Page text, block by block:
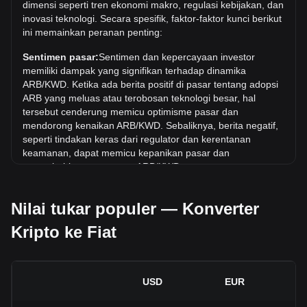
adalah د.ك3.72. Masih harus dilihat apakah nilai 1
ARB/KWD akan melampaui nilai tertinggi saat ini.
Selama 7 hari terakhir, nilai tukar Arbitrum (ARB) telah turun
sebesar 3.72%. Selama bulan terakhir, nilai tukar Arbitrum
(ARB) telah naik sebesar 0.91% terhadap Dinar Kuwait
(KWD).
dimensi seperti tren ekonomi makro, regulasi kebijakan, dan
inovasi teknologi. Secara spesifik, faktor-faktor kunci berikut
ini memainkan peranan penting:
Sentimen pasar:Sentimen dan kepercayaan investor
memiliki dampak yang signifikan terhadap dinamika
ARB/KWD. Ketika ada berita positif di pasar tentang adopsi
ARB yang meluas atau terobosan teknologi besar, hal
tersebut cenderung memicu optimisme pasar dan
mendorong kenaikan ARB/KWD. Sebaliknya, berita negatif,
seperti tindakan keras dari regulator dan kerentanan
keamanan, dapat memicu kepanikan pasar dan
menyebabkan penurunan ARB/KWD.
seputar mata uang kripto memiliki dampak langsung pada
penerimaannya, yang pada gilirannya menentukan nilainya
relatif terhadap mata uang tradisional seperti dolar AS.
tidak jelas atau terlalu ketat dapat menghambat
Nilai tukar populer — Konverter
Kripto ke Fiat
USD EUR